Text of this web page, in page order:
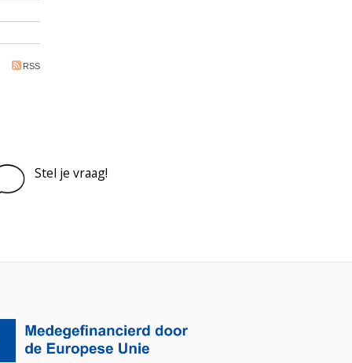
RSS
Stel je vraag!